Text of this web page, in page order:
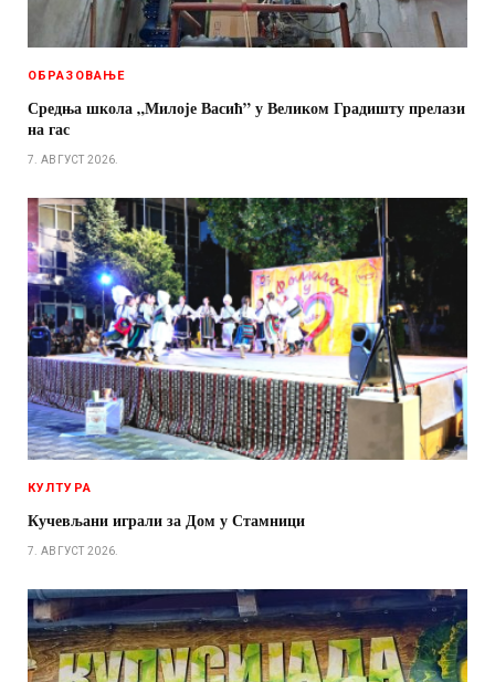
ОБРАЗОВАЊЕ
Средња школа „Милоје Васић” у Великом Градишту прелази
на гас
7. АВГУСТ 2026.
КУЛТУРА
Кучевљани играли за Дом у Стамници
7. АВГУСТ 2026.